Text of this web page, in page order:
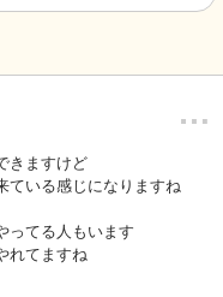
…
きますけど
ている感じになりますね
ってる人もいます
れてますね